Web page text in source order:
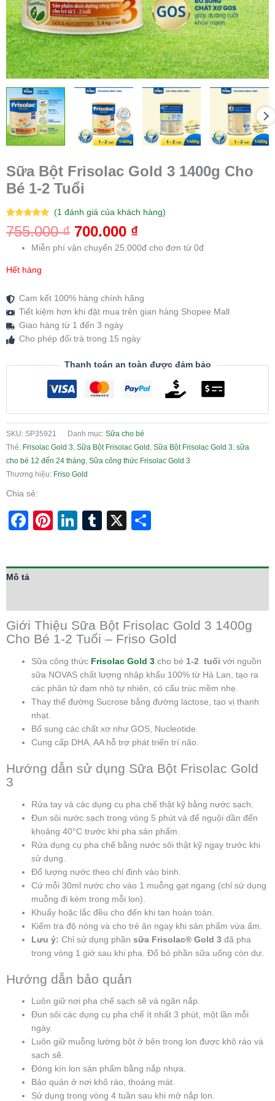
Sữa Bột Frisolac Gold 3 1400g Cho
Bé 1-2 Tuổi
5.00 trên 5
dựa trên
1
(1đánh giá của khách hàng)
755.000₫ 700.000 ₫
Miễn phí vận chuyển 25.000đ cho đơn từ 0đ
Hết hàng
Cam kết 100% hàng chính hãng
Tiết kiệm hơn khi đặt mua trên gian hàng Shopee Mall
Giao hàng từ 1 đến 3 ngày
Cho phép đổi trả trong 15 ngày
Thanh toán an toàn được đảm bảo
SKU: SP35921 Danh mục: Sữa cho bé
Thẻ: Frisolac Gold 3, Sữa Bột Frisolac Gold, Sữa Bột Frisolac Gold 3, sữa
cho bé 12 đến 24 tháng, Sữa công thức Frisolac Gold 3
Thương hiệu: Friso Gold
Chia sẻ:
Facebook
Pinterest
LinkedIn
Tumblr
X
Mô tả
Giới Thiệu Sữa Bột Frisolac Gold 3 1400g
Cho Bé 1-2 Tuổi – Friso Gold
Sữa công thức Frisolac Gold 3 cho bé 1-2 tuổi với nguồn
sữa NOVAS chất lượng nhập khẩu 100% từ Hà Lan, tạo ra
các phân tử đạm nhỏ tự nhiên, có cấu trúc mềm nhẹ.
Thay thế đường Sucrose bằng đường lactose, tạo vị thanh
nhạt.
Bổ sung các chất xơ như GOS, Nucleotide.
Cung cấp DHA, AA hỗ trợ phát triển trí não.
Hướng dẫn sử dụng Sữa Bột Frisolac Gold
3
Rửa tay và các dụng cụ pha chế thật kỹ bằng nước sạch.
Đun sôi nước sạch trong vòng 5 phút và để nguội dần đến
khoảng 40°C trước khi pha sản phẩm.
Rửa dụng cụ pha chế bằng nước sôi thật kỹ ngay trước khi
sử dụng.
Đổ lượng nước theo chỉ định vào bình.
Cứ mỗi 30ml nước cho vào 1 muỗng gạt ngang (chỉ sử dụng
muỗng đi kèm trong mỗi lon).
Khuấy hoặc lắc đều cho đến khi tan hoàn toàn.
Kiểm tra độ nóng và cho trẻ ăn ngay khi sản phẩm vừa ấm.
Lưu ý: Chỉ sử dụng phầnsữa Frisolac® Gold 3 đã pha
trong vòng 1 giờ sau khi pha. Đổ bỏ phần sữa uống còn dư.
Hướng dẫn bảo quản
Luôn giữ nơi pha chế sạch sẽ và ngăn nắp.
Đun sôi các dụng cụ pha chế ít nhất 3 phút, một lần mỗi
ngày.
Luôn giữ muỗng lường bột ở bên trong lon được khô ráo và
sạch sẽ.
Đóng kín lon sản phẩm bằng nắp nhựa.
Bảo quản ở nơi khô ráo, thoáng mát.
Sử dụng trong vòng 4 tuần sau khi mở nắp lon.